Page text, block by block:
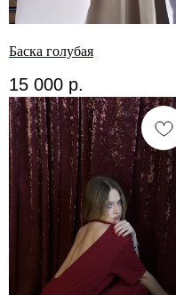
Баска голубая
15 000 р.